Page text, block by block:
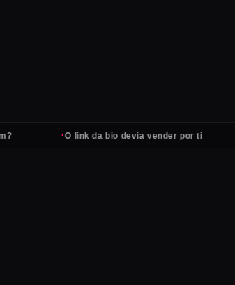
O link da bio devia vender por ti